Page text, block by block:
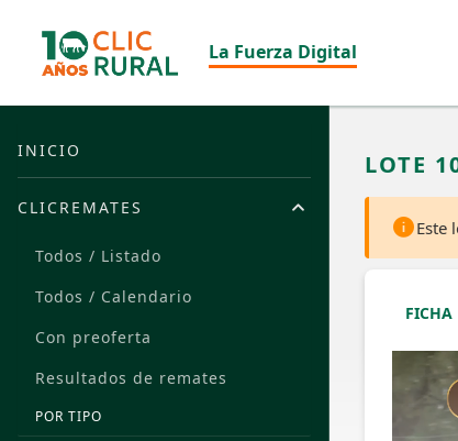
La Fuerza Digital
INICIO
CLICREMATES
Todos / Listado
Todos / Calendario
Con preoferta
Resultados de remates
POR TIPO
LOTE
Este
FICHA